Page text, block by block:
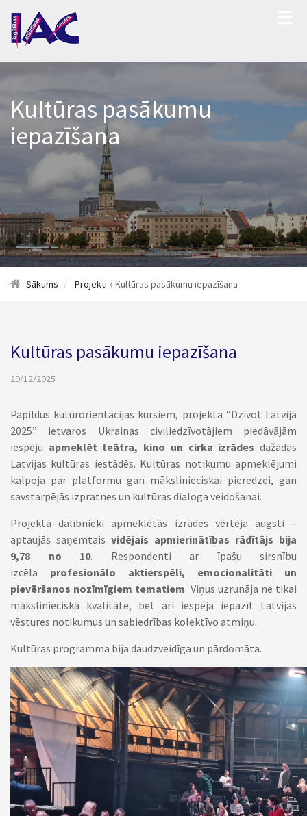
Kultūras pasākumu
iepazīšana
Sākums Projekti » Kultūras pasākumu iepazīšana
Kultūras pasākumu iepazīšana
29/12/2025
Papildus kutūrorientācijas kursiem, projekta “Dzīvot Latvijā
2025” ietvaros Ukrainas civiliedzīvotājiem piedāvājām
iespēju apmeklēt teātra, kino un cirka izrādes dažādās
Latvijas kultūras iestādēs. Kultūras notikumu apmeklējumi
kalpoja par platformu gan mākslinieciskai pieredzei, gan
savstarpējās izpratnes un kultūras dialoga veidošanai.
Projekta dalībnieki apmeklētās izrādes vērtēja augsti –
aptaujās saņemtais vidējais apmierinātības rādītājs bija
9,78 no 10. Respondenti ar īpašu sirsnību
izcēla profesionālo aktierspēli, emocionalitāti un
pievēršanos nozīmīgiem tematiem. Viņus uzrunāja ne tikai
mākslinieciskā kvalitāte, bet arī iespēja iepazīt Latvijas
vēstures notikumus un sabiedrības kolektīvo atmiņu.
Kultūras programma bija daudzveidīga un pārdomāta.